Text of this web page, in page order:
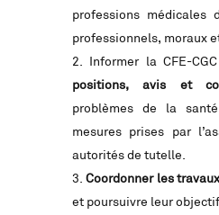
professions médicales
professionnels, moraux
Informer la CFE-
positions, avis et
problèmes de la
mesures prises par
autorités de tutelle.
Coordonner les travaux
et poursuivre leur